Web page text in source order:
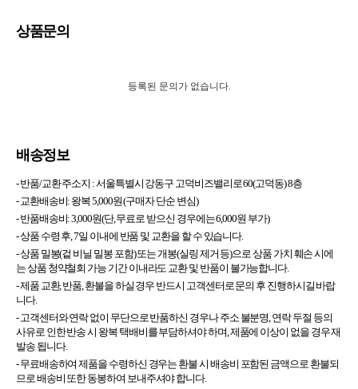
상품문의
등록된 문의가 없습니다.
배송정보
- 반품/교환 주소지 :서울특별시 강동구 고덕비즈밸리로 60(고덕동) 8층
- 교환배송비: 왕복 5,000원 (구매자 단순 변심)
- 반품배송비: 3,000원(단, 무료로 받으신 경우에는 6,000원 부가)
- 상품 수령 후, 7일 이내에 반품 및 교환을 할 수 있습니다.
- 상품 밀봉(겉 비닐 밀봉 포함) 또는 개봉(실링 제거 등)으로 상품 가치 훼손 시에
는 상품 청약철회 가능 기간 이내라도 교환 및 반품이 불가능합니다.
- 제품 교환, 반품, 환불을 하실 경우 반드시 고객센터로 문의 후 진행하시길 바랍
니다.
- 고객센터와 연락 없이 무단으로 반품하신 경우나 주소 불분명, 연락 두절 등의
사유로 인한 반송 시 왕복 택배비를 부담하셔야 하며, 제품에 이상이 없을 경우 재
발송 됩니다.
- 무료배송하여 제품을 수령하신 경우는 환불 시 배송비 포함된 금액으로 환불되
므로 배송비 또한 동봉하여 보내주셔야 합니다.